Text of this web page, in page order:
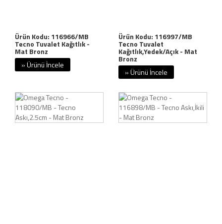
Ürün Kodu: 116966/MB
Tecno Tuvalet Kağıtlık -
Mat Bronz
» Ürünü İncele
Ürün Kodu: 116997/MB
Tecno Tuvalet
Kağıtlık,Yedek/Açık - Mat
Bronz
» Ürünü İncele